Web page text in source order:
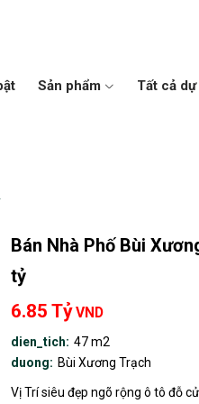
Sản phẩm Tất cả dự
Bán Nhà Phố Bùi
tỷ
6.85 TỷVND
dien_tich: 47 m2
duong: Bùi Xương Trạch
Vị Trí siêu đẹp ngõ rộng ô tô đỗ